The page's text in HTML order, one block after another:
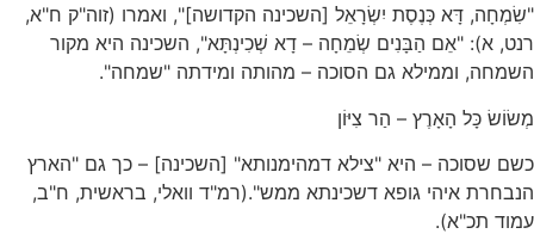
"שִׂמְחָה, דָּא כְּנֶסֶת יִשְׂרָאֵל [השכינה הקדושה]", ואמרו (זוה"ק ח"א,
רנט, א): "אֵם הַבָּנִים שְׂמֵחָה – דָא שְׁכִינְתָּא", השכינה היא מקור
השמחה, וממילא גם הסוכה – מהותה ומידתה "שמחה".
מְשׂוֹשׂ כָּל הָאָרֶץ – הַר צִיּוֹן
כשם שסוכה – היא "צילא דמהימנותא" [השכינה] – כך גם "הארץ
הנבחרת איהי גופא דשכינתא ממש".(רמ"ד וואלי, בראשית, ח"ב,
עמוד תכ"א).